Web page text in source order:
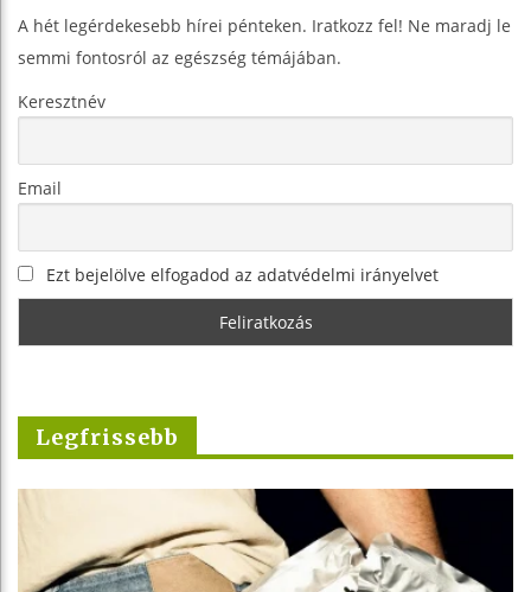
A hét legérdekesebb hírei pénteken. Iratkozz fel! Ne maradj le
semmi fontosról az egészség témájában.
Keresztnév
Email
Ezt bejelölve elfogadod az adatvédelmi irányelvet
Legfrissebb